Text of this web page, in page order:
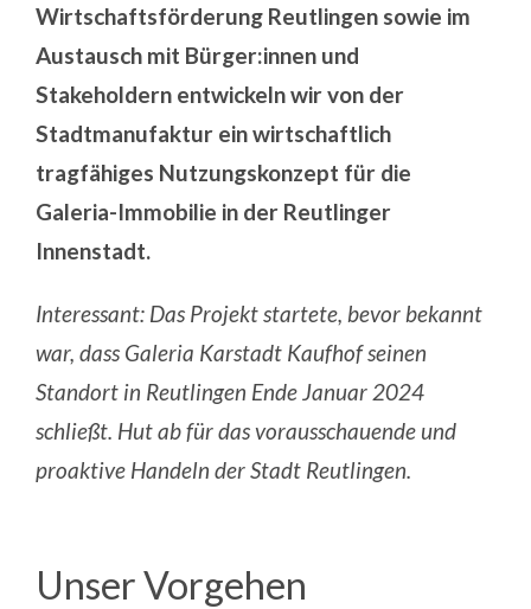
Wirtschaftsförderung Reutlingensowie im
Austausch mit Bürger:innen und
Stakeholdern entwickeln wir von der
Stadtmanufaktur ein wirtschaftlich
tragfähiges Nutzungskonzept für die
Galeria-Immobilie in der Reutlinger
Innenstadt.
Interessant: Das Projekt startete, bevor bekannt
war, dass Galeria Karstadt Kaufhof seinen
Standort in Reutlingen Ende Januar 2024
schließt. Hut ab für das vorausschauende und
proaktive Handeln der Stadt Reutlingen.
Unser Vorgehen